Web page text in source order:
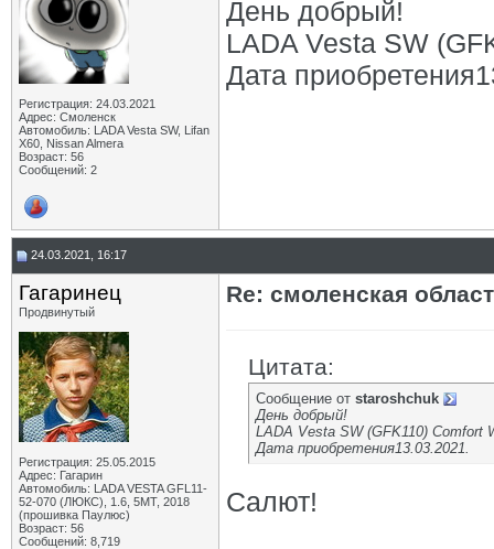
Регистрация: 24.03.2021
Адрес: Смоленск
Автомобиль: LADA Vesta SW, Lifan
X60, Nissan Almera
Возраст: 56
Сообщений: 2
День добрый!
LADA Vesta SW
Дата
24.03.2021, 16:17
Гагаринец
Продвинутый
Регистрация: 25.05.2015
Адрес: Гагарин
Автомобиль: LADA VESTA GFL11-
52-070 (ЛЮКС), 1.6, 5МТ, 2018
(прошивка Паулюс)
Возраст: 56
Сообщений: 8,719
Re: смоленская
Цитата:
Сообщение от staroshchuk
День добрый!
LADA Vesta SW (GFK110) Comfort
Дата приобретения13.03.2021.
Салют!